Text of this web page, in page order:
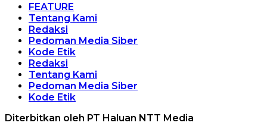
FEATURE
Tentang Kami
Redaksi
Pedoman Media Siber
Kode Etik
Redaksi
Tentang Kami
Pedoman Media Siber
Kode Etik
Diterbitkan oleh PT Haluan NTT Media